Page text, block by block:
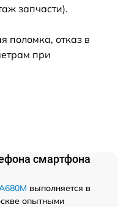
запчасти).
поломка, отказ в
при
смартфона
выполняется в
опытными